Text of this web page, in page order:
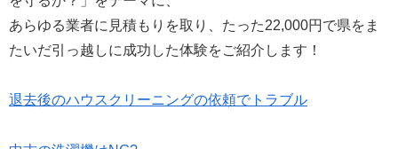
あらゆる業者に見積もりを取り、たった22,000円で県をま
たいだ引っ越しに成功した体験をご紹介します！
退去後のハウスクリーニングの依頼でトラブル